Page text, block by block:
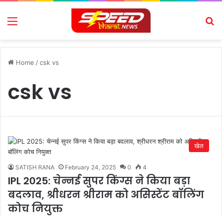
Menu
Home /csk vs
csk vs
खेल
SATISH RANA February 24, 2025 0 4
IPL 2025: चेन्नई सुपर किंग्स ने किया बड़ा
बदलाव, श्रीधरन श्रीराम को असिस्टेंट बॉलिंग
कोच नियुक्त